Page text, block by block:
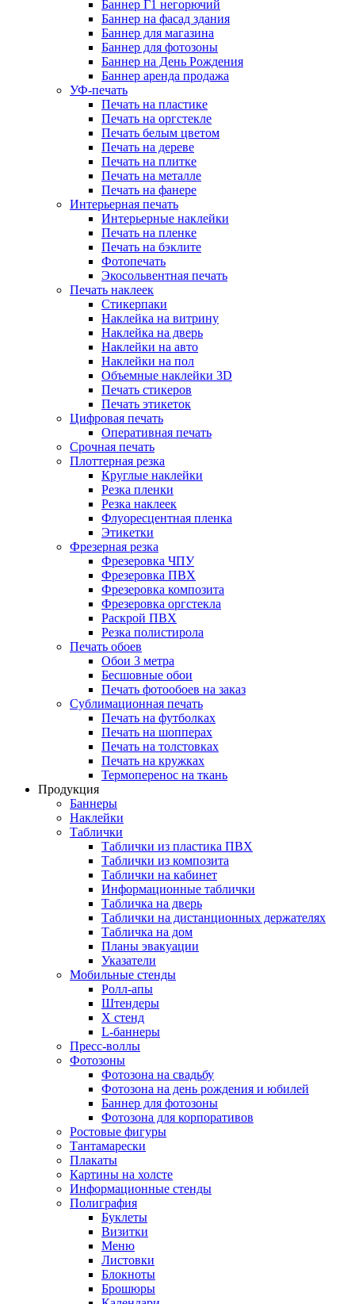
Баннер Г1 негорючий
Баннер на фасад здания
Баннер для магазина
Баннер для фотозоны
Баннер на День Рождения
Баннер аренда продажа
УФ-печать
Печать на пластике
Печать на оргстекле
Печать белым цветом
Печать на дереве
Печать на плитке
Печать на металле
Печать на фанере
Интерьерная печать
Интерьерные наклейки
Печать на пленке
Печать на бэклите
Фотопечать
Экосольвентная печать
Печать наклеек
Стикерпаки
Наклейка на витрину
Наклейка на дверь
Наклейки на авто
Наклейки на пол
Объемные наклейки 3D
Печать стикеров
Печать этикеток
Цифровая печать
Оперативная печать
Срочная печать
Плоттерная резка
Круглые наклейки
Резка пленки
Резка наклеек
Флуоресцентная пленка
Этикетки
Фрезерная резка
Фрезеровка ЧПУ
Фрезеровка ПВХ
Фрезеровка композита
Фрезеровка оргстекла
Раскрой ПВХ
Резка полистирола
Печать обоев
Обои 3 метра
Бесшовные обои
Печать фотообоев на заказ
Сублимационная печать
Печать на футболках
Печать на шопперах
Печать на толстовках
Печать на кружках
Термоперенос на ткань
Продукция
Баннеры
Наклейки
Таблички
Таблички из пластика ПВХ
Таблички из композита
Таблички на кабинет
Информационные таблички
Табличка на дверь
Таблички на дистанционных держателях
Табличка на дом
Планы эвакуации
Указатели
Мобильные стенды
Ролл-апы
Штендеры
Х стенд
L-баннеры
Пресс-воллы
Фотозоны
Фотозона на свадьбу
Фотозона на день рождения и юбилей
Баннер для фотозоны
Фотозона для корпоративов
Ростовые фигуры
Тантамарески
Плакаты
Картины на холсте
Информационные стенды
Полиграфия
Буклеты
Визитки
Меню
Листовки
Блокноты
Брошюры